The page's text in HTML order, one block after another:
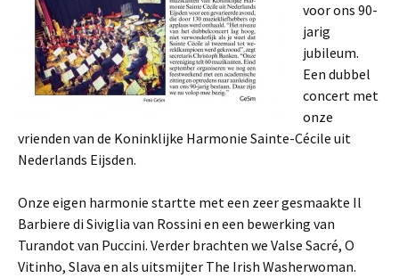
voor ons 90-
jarig
jubileum.
Een dubbel
concert met
onze
vrienden van de Koninklijke Harmonie Sainte-Cécile uit
Nederlands Eijsden.
Onze eigen harmonie startte met een zeer gesmaakte Il
Barbiere di Siviglia van Rossini en een bewerking van
Turandot van Puccini. Verder brachten we Valse Sacré, O
Vitinho, Slava en als uitsmijter The Irish Washerwoman.